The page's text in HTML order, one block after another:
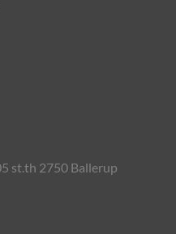
st.th 2750 Ballerup